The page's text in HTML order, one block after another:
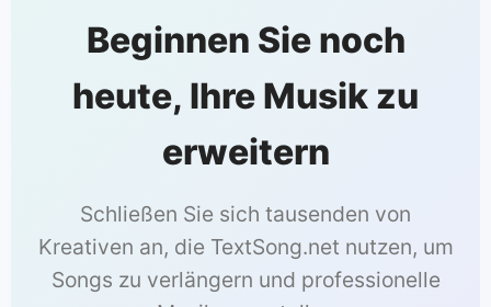
Beginnen Sie noch
heute, Ihre Musik zu
erweitern
Schließen Sie sich tausenden von
Kreativen an, die TextSong.net nutzen, um
Songs zu verlängern und professionelle